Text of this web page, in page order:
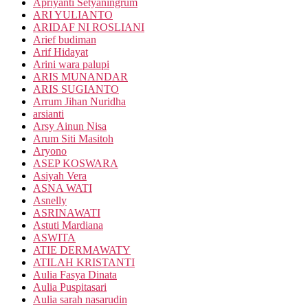
Apriyanti Setyaningrum
ARI YULIANTO
ARIDAF NI ROSLIANI
Arief budiman
Arif Hidayat
Arini wara palupi
ARIS MUNANDAR
ARIS SUGIANTO
Arrum Jihan Nuridha
arsianti
Arsy Ainun Nisa
Arum Siti Masitoh
Aryono
ASEP KOSWARA
Asiyah Vera
ASNA WATI
Asnelly
ASRINAWATI
Astuti Mardiana
ASWITA
ATIE DERMAWATY
ATILAH KRISTANTI
Aulia Fasya Dinata
Aulia Puspitasari
Aulia sarah nasarudin